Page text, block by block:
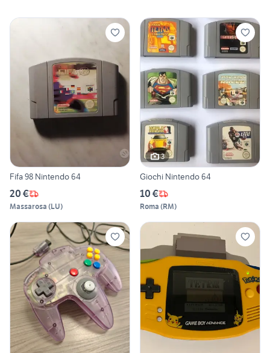
Fifa 98 Nintendo 64
20 €
Massarosa (LU)
3
Giochi Nintendo 64
10 €
Roma (RM)